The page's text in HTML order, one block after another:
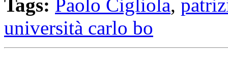
Tags: Paolo Cigliola,
università carlo bo